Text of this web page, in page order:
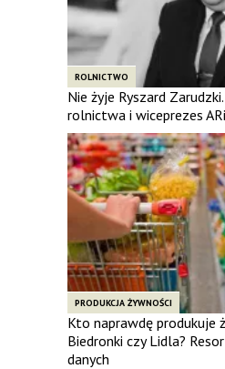
ROLNICTWO
Nie żyje Ryszard
rolnictwa i wiceprezes
PRODUKCJA ŻYWNOŚCI
Kto naprawdę produkuje
Biedronki czy Lidla?
danych